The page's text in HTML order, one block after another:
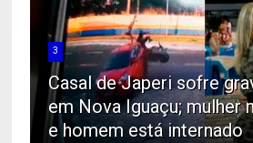
3
Casal de Japeri sofre
em Nova Iguaçu; mulher
e homem está internado